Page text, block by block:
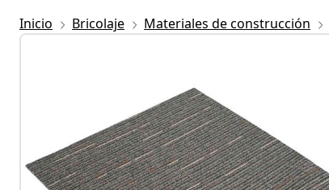
Inicio Bricolaje Materiales de construcción